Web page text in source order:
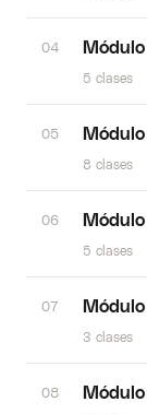
04
5 clases
05
8 clases
06
5 clases
07
3 clases
08